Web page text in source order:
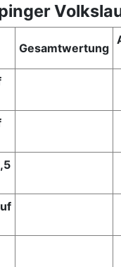
Gesamtwertung